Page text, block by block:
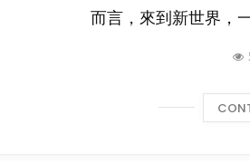
而言，來到新世界，